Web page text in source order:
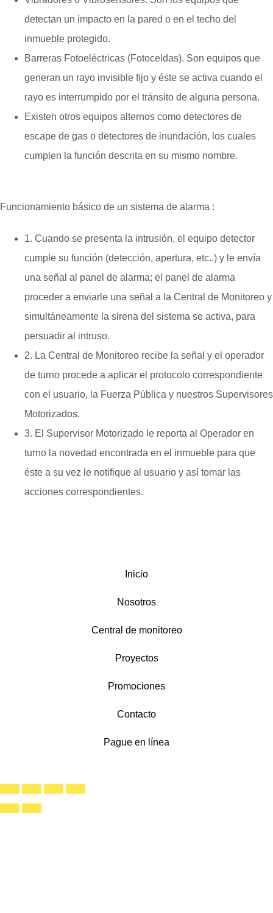
detectan un impacto en la pared o en el techo del
inmueble protegido.
Barreras Fotoeléctricas (Fotoceldas). Son equipos que
generan un rayo invisible fijo y éste se activa cuando el
rayo es interrumpido por el tránsito de alguna persona.
Existen otros equipos alternos como detectores de
escape de gas o detectores de inundación, los cuales
cumplen la función descrita en su mismo nombre.
Funcionamiento básico de un sistema de alarma :
1. Cuando se presenta la intrusión, el equipo detector
cumple su función (detección, apertura, etc..) y le envía
una señal al panel de alarma; el panel de alarma
proceder a enviarle una señal a la Central de Monitoreo y
simultáneamente la sirena del sistema se activa, para
persuadir al intruso.
2. La Central de Monitoreo recibe la señal y el operador
de turno procede a aplicar el protocolo correspondiente
con el usuario, la Fuerza Pública y nuestros Supervisores
Motorizados.
3. El Supervisor Motorizado le reporta al Operador en
turno la novedad encontrada en el inmueble para que
éste a su vez le notifique al usuario y así tomar las
acciones correspondientes.
Inicio
Nosotros
Central de monitoreo
Proyectos
Promociones
Contacto
Pague en línea